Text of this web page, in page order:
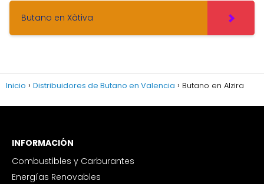
Butano en Xàtiva
Inicio Distribuidores de Butano en Valencia Butano en Alzira
INFORMACIÓN
Combustibles y Carburantes
Energías Renovables